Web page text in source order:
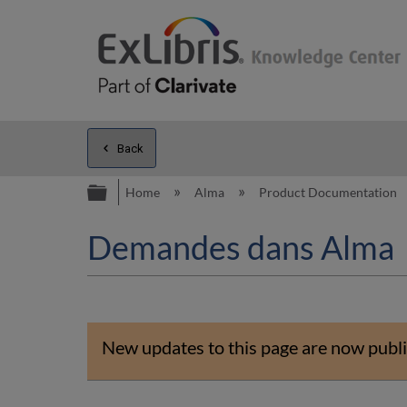
Back
Expand/collapse global
Home Alma Product Documentation
Demandes dans Alma
New updates to this page are now